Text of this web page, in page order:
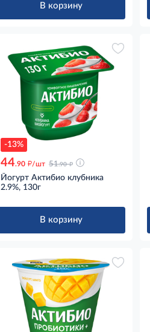
В корзину
-13%
44.90 д/шт 51.90 д
Йогурт Актибио клубника
2.9%, 130г
В корзину